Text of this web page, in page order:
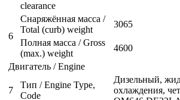
clearance
6
Снаряжённая масса /
Total (curb) weight
3065
Полная масса / Gross
(max.) weight
4600
Двигатель / Engine
7
Тип / Engine Type,
Code
Дизельный,
охлаждения,